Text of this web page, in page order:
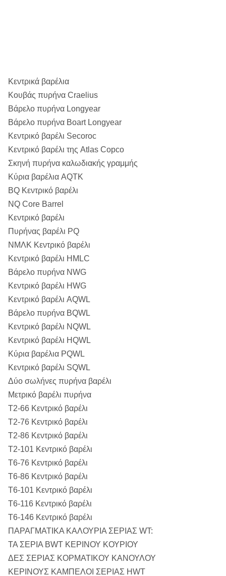
Κεντρικά βαρέλια
Κουβάς πυρήνα Craelius
Βάρελο πυρήνα Longyear
Βάρελο πυρήνα Boart Longyear
Κεντρικό βαρέλι Secoroc
Κεντρικό βαρέλι της Atlas Copco
Σκηνή πυρήνα καλωδιακής γραμμής
Κύρια βαρέλια AQTK
BQ Κεντρικό βαρέλι
NQ Core Barrel
Κεντρικό βαρέλι
Πυρήνας βαρέλι PQ
ΝΜΛΚ Κεντρικό βαρέλι
Κεντρικό βαρέλι HMLC
Βάρελο πυρήνα NWG
Κεντρικό βαρέλι HWG
Κεντρικό βαρέλι AQWL
Βάρελο πυρήνα BQWL
Κεντρικό βαρέλι NQWL
Κεντρικό βαρέλι HQWL
Κύρια βαρέλια PQWL
Κεντρικό βαρέλι SQWL
Δύο σωλήνες πυρήνα βαρέλι
Μετρικό βαρέλι πυρήνα
Τ2-66 Κεντρικό βαρέλι
Τ2-76 Κεντρικό βαρέλι
Τ2-86 Κεντρικό βαρέλι
Τ2-101 Κεντρικό βαρέλι
T6-76 Κεντρικό βαρέλι
T6-86 Κεντρικό βαρέλι
T6-101 Κεντρικό βαρέλι
Τ6-116 Κεντρικό βαρέλι
Τ6-146 Κεντρικό βαρέλι
ΠΑΡΑΓΜΑΤΙΚΑ ΚΑΛΟΥΡΙΑ ΣΕΡΙΑΣ WT:
ΤΑ ΣΕΡΙΑ BWT ΚΕΡΙΝΟΥ ΚΟΥΡΙΟΥ
ΔΕΣ ΣΕΡΙΑΣ ΚΟΡΜΑΤΙΚΟΥ ΚΑΝΟΥΛΟΥ
ΚΕΡΙΝΟΥΣ ΚΑΜΠΕΛΟΙ ΣΕΡΙΑΣ HWT